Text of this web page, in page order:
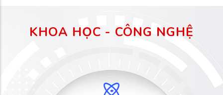
KHOA HỌC - CÔNG NGHỆ